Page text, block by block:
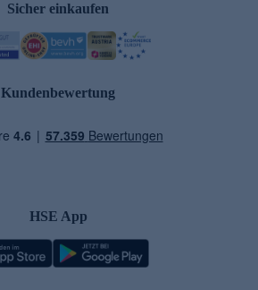
Sicher einkaufen
Kundenbewertung
HSE App